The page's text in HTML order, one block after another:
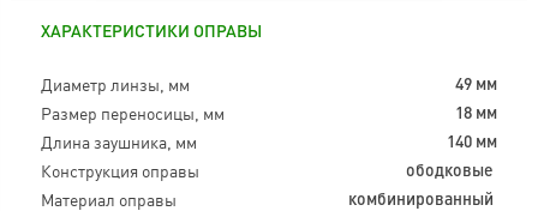
ХАРАКТЕРИСТИКИ ОПРАВЫ
Диаметр линзы, мм 49 мм
Размер переносицы, мм 18 мм
Длина заушника, мм 140 мм
Конструкция оправы ободковые
Материал оправы комбинированный